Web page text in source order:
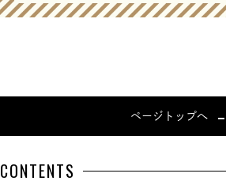
ページトップへ
CONTENTS